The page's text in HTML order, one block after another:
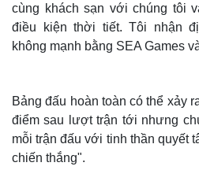
cùng khách sạn với chúng tôi
điều kiện thời tiết. Tôi nhận
không mạnh bằng SEA Games
Bảng đấu hoàn toàn có thể xảy
điểm sau lượt trận tới nhưng
mỗi trận đấu với tinh thần quyết
chiến thắng".